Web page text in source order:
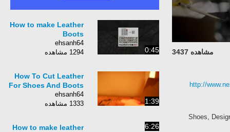
مشاهده 3437
http://
Shoes,
0:45
How to make Leather
Boots
ehsanh64
1294 مشاهده
1:39
How To Cut Leather
For Shoes And Boots
ehsanh64
1333 مشاهده
6:26
How to make leather